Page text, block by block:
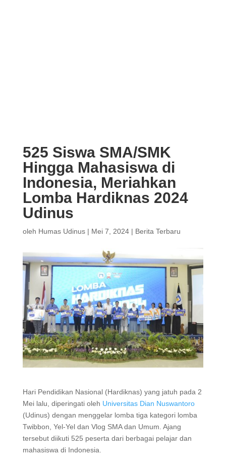
525 Siswa SMA/SMK
Hingga Mahasiswa di
Indonesia, Meriahkan
Lomba Hardiknas 2024
Udinus
oleh Humas Udinus| Mei 7, 2024| Berita Terbaru
Hari Pendidikan Nasional (Hardiknas) yang jatuh pada 2
Mei lalu, diperingati oleh Universitas Dian Nuswantoro
(Udinus) dengan menggelar lomba tiga kategori lomba
Twibbon, Yel-Yel dan Vlog SMA dan Umum. Ajang
tersebut diikuti 525 peserta dari berbagai pelajar dan
mahasiswa di Indonesia.